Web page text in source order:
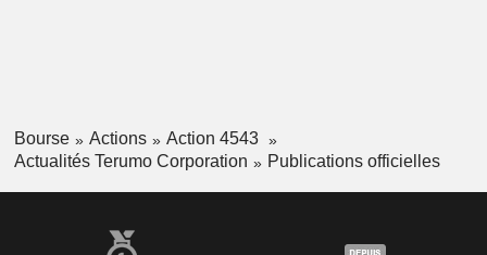
Bourse Actions
Action 4543
Actualités Terumo Corporation
Publications officielles